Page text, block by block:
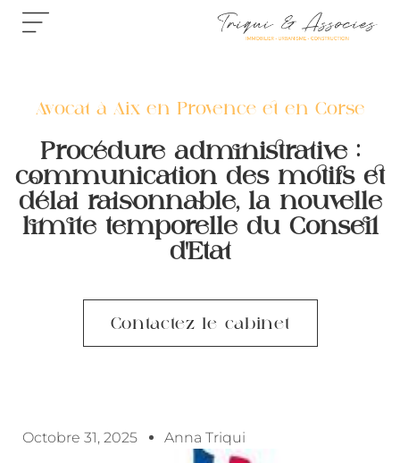
Avocat à Aix-en-Provence et en Corse
Procédure administrative :
communication des motifs et
délai raisonnable, la nouvelle
limite temporelle du Conseil
d’Etat
Contactez le cabinet
Octobre 31, 2025 Anna Triqui